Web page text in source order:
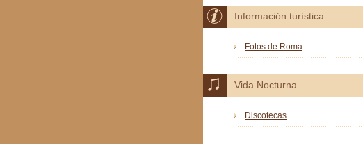
Información turística
Fotos de Roma
Vida Nocturna
Discotecas